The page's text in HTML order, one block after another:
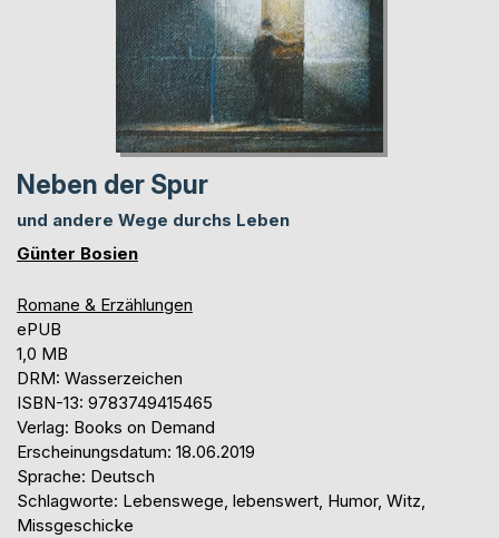
Neben der Spur
und andere Wege durchs Leben
Günter Bosien
Romane & Erzählungen
ePUB
1,0 MB
DRM: Wasserzeichen
ISBN-13: 9783749415465
Verlag: Books on Demand
Erscheinungsdatum: 18.06.2019
Sprache: Deutsch
Schlagworte: Lebenswege, lebenswert, Humor, Witz,
Missgeschicke